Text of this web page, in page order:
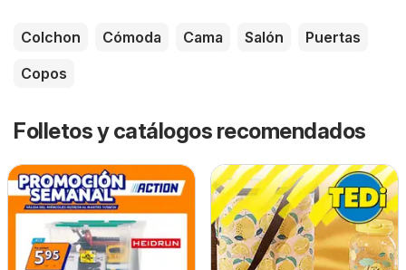
Colchon Cómoda Cama Salón
Puertas
Copos
Folletos y catálogos recomendados